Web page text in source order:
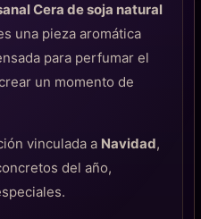
Cera de soja natural
una pieza aromática
para perfumar el
un momento de
vinculada a Navidad,
del año,